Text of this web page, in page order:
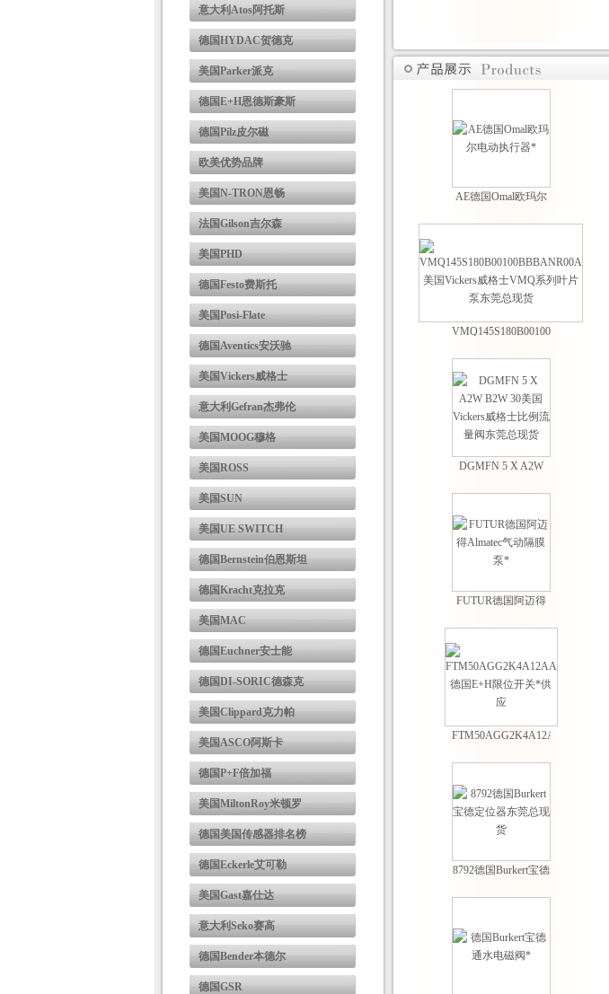
意大利Atos阿托斯
德国HYDAC贺德克
美国Parker派克
德国E+H恩德斯豪斯
德国Pilz皮尔磁
欧美优势品牌
美国N-TRON恩畅
法国Gilson吉尔森
美国PHD
德国Festo费斯托
美国Posi-Flate
德国Aventics安沃驰
美国Vickers威格士
意大利Gefran杰弗伦
美国MOOG穆格
美国ROSS
美国SUN
美国UE SWITCH
德国Bernstein伯恩斯坦
德国Kracht克拉克
美国MAC
德国Euchner安士能
德国DI-SORIC德森克
美国Clippard克力帕
美国ASCO阿斯卡
德国P+F倍加福
美国MiltonRoy米顿罗
德国美国传感器排名榜
德国Eckerle艾可勒
美国Gast嘉仕达
意大利Seko赛高
德国Bender本德尔
德国GSR
AE德国Omal欧玛尔
VMQ145S180B00100BBBANR00A
莞总现货
DGMFN 5 X A2W
莞总现货
FUTUR德国阿迈得
FTM50AGG2K4A12AA
8792德国Burkert宝德